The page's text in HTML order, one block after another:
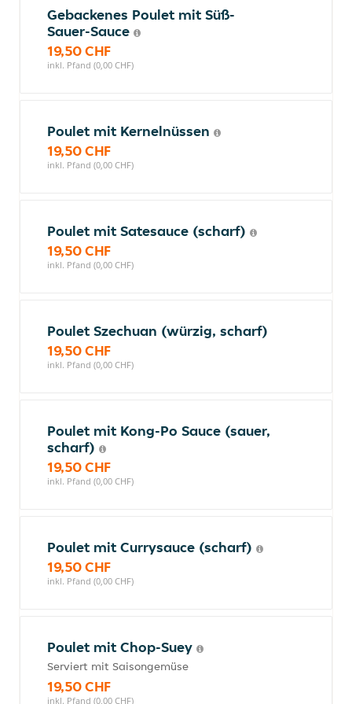
Gebackenes Poulet mit Süß-
Sauer-Sauce
19,50 CHF
inkl. Pfand (0,00 CHF)
Poulet mit Kernelnüssen
19,50 CHF
inkl. Pfand (0,00 CHF)
Poulet mit Satesauce (scharf)
19,50 CHF
inkl. Pfand (0,00 CHF)
Poulet Szechuan (würzig, scharf)
19,50 CHF
inkl. Pfand (0,00 CHF)
Poulet mit Kong-Po Sauce (sauer,
scharf)
19,50 CHF
inkl. Pfand (0,00 CHF)
Poulet mit Currysauce (scharf)
19,50 CHF
inkl. Pfand (0,00 CHF)
Poulet mit Chop-Suey
Serviert mit Saisongemüse
19,50 CHF
inkl. Pfand (0,00 CHF)